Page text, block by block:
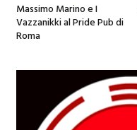
Massimo Marino e I
Vazzanikki al Pride Pub di
Roma